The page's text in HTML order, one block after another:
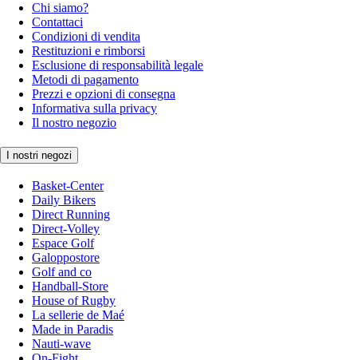
Chi siamo?
Contattaci
Condizioni di vendita
Restituzioni e rimborsi
Esclusione di responsabilità legale
Metodi di pagamento
Prezzi e opzioni di consegna
Informativa sulla privacy
Il nostro negozio
I nostri negozi
Basket-Center
Daily Bikers
Direct Running
Direct-Volley
Espace Golf
Galoppostore
Golf and co
Handball-Store
House of Rugby
La sellerie de Maé
Made in Paradis
Nauti-wave